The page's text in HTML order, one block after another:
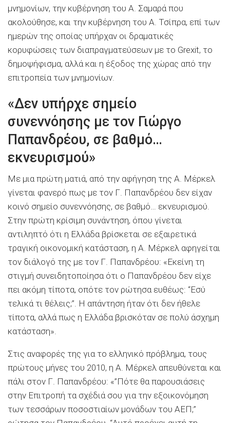
μνημονίων, την κυβέρνηση του Α. Σαμαρά που
ακολούθησε, και την κυβέρνηση του Α. Τσίπρα, επί των
ημερών της οποίας υπήρχαν οι δραματικές
κορυφώσεις των διαπραγματεύσεων με το Grexit, το
δημοψήφισμα, αλλά και η έξοδος της χώρας από την
επιτροπεία των μνημονίων.
«Δεν υπήρχε σημείο
συνεννόησης με τον Γιώργο
Παπανδρέου, σε βαθμό…
εκνευρισμού»
Με μια πρώτη ματιά, από την αφήγηση της Α. Μέρκελ
γίνεται φανερό πως με τον Γ. Παπανδρέου δεν είχαν
κοινό σημείο συνεννόησης, σε βαθμό… εκνευρισμού.
Στην πρώτη κρίσιμη συνάντηση, όπου γίνεται
αντιληπτό ότι η Ελλάδα βρίσκεται σε εξαιρετικά
τραγική οικονομική κατάσταση, η Α. Μέρκελ αφηγείται
τον διάλογό της με τον Γ. Παπανδρέου: «Εκείνη τη
στιγμή συνειδητοποίησα ότι ο Παπανδρέου δεν είχε
πει ακόμη τίποτα, οπότε τον ρώτησα ευθέως: “Εσύ
τελικά τι θέλεις;”. Η απάντηση ήταν ότι δεν ήθελε
τίποτα, αλλά πως η Ελλάδα βρισκόταν σε πολύ άσχημη
κατάσταση».
Στις αναφορές της για το ελληνικό πρόβλημα, τους
πρώτους μήνες του 2010, η Α. Μέρκελ απευθύνεται και
πάλι στον Γ. Παπανδρέου: «”Πότε θα παρουσιάσεις
στην Επιτροπή τα σχέδιά σου για την εξοικονόμηση
των τεσσάρων ποσοστιαίων μονάδων του ΑΕΠ;”